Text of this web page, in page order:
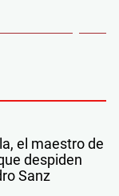
el maestro de
despiden
Sanz